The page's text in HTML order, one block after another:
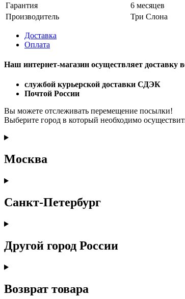
Гарантия
6 месяцев
Производитель
Три Слона
Доставка
Оплата
Наш интернет-магазин осуществляет доставку
службой курьерской доставки СДЭК
Почтой России
Вы можете отслеживать перемещение посылки!
Выберите город в который необходимо
Москва
Санкт-Петербург
Другой город России
Возврат товара